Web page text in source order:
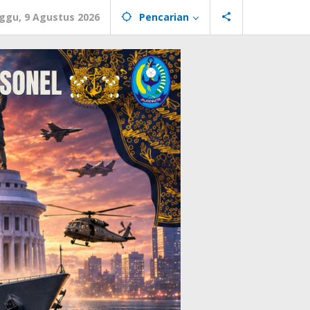
9 Agustus 2026 Pencarian